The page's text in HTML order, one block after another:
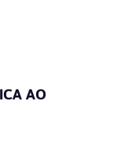
AO